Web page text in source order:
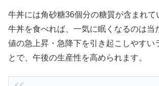
牛丼には角砂糖36個分の糖質が含まれて
牛丼を食べれば、一気に眠くなるのは当
値の急上昇・急降下を引き起こしやすい
とで、午後の生産性を高められます。